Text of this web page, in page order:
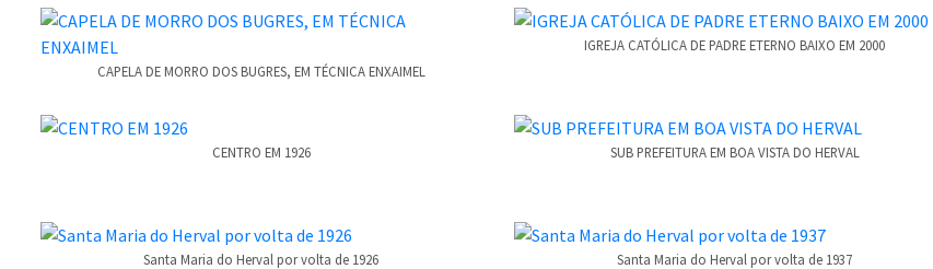
CAPELA DE MORRO DOS BUGRES, EM TÉCNICA ENXAIMEL
IGREJA CATÓLICA DE PADRE ETERNO BAIXO EM 2000
CENTRO EM 1926
SUB PREFEITURA EM BOA VISTA DO HERVAL
Santa Maria do Herval por volta de 1926 Santa Maria do Herval por volta de 1937